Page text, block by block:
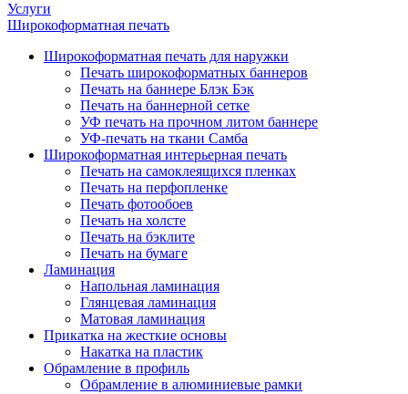
Услуги
Широкоформатная печать
Широкоформатная печать для наружки
Печать широкоформатных баннеров
Печать на баннере Блэк Бэк
Печать на баннерной сетке
УФ печать на прочном литом баннере
УФ-печать на ткани Самба
Широкоформатная интерьерная печать
Печать на самоклеящихся пленках
Печать на перфопленке
Печать фотообоев
Печать на холсте
Печать на бэклите
Печать на бумаге
Ламинация
Напольная ламинация
Глянцевая ламинация
Матовая ламинация
Прикатка на жесткие основы
Накатка на пластик
Обрамление в профиль
Обрамление в алюминиевые рамки